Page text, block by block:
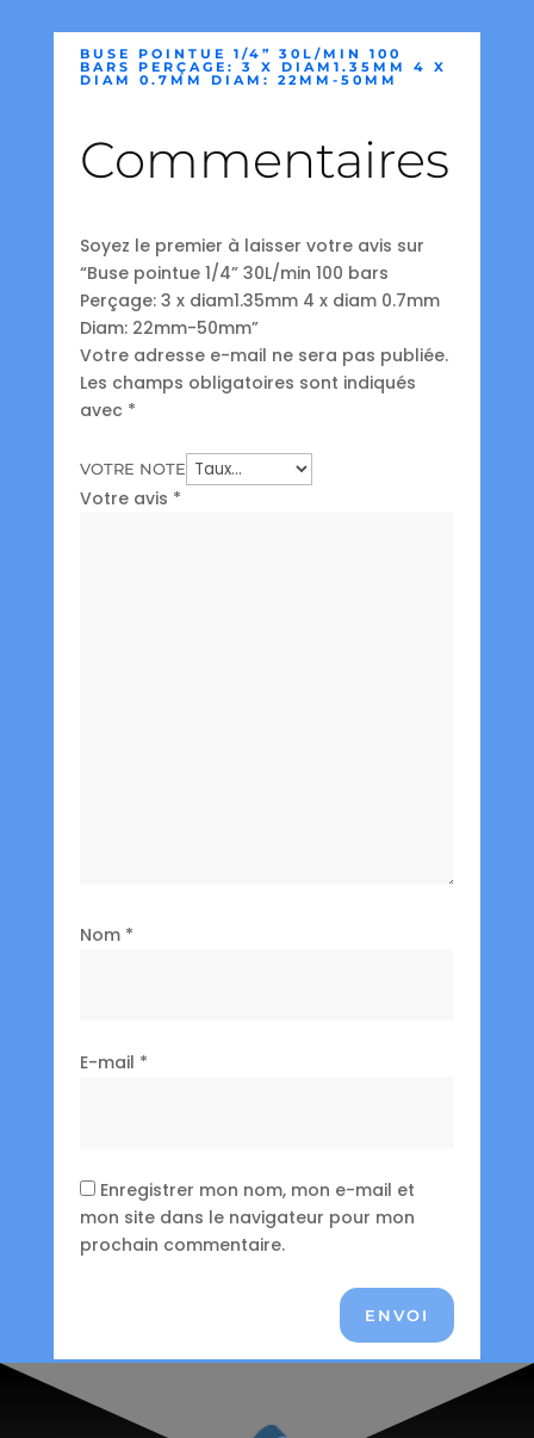
BUSE POINTUE 1/4” 30L/MIN 100
BARS PERÇAGE: 3 X DIAM1.35MM 4 X
DIAM 0.7MM DIAM: 22MM-50MM
Commentaires
Soyez le premier à laisser votre avis sur
“Buse pointue 1/4” 30L/min 100 bars
Perçage: 3 x diam1.35mm 4 x diam 0.7mm
Diam: 22mm-50mm”
Votre adresse e-mail ne sera pas publiée.
Les champs obligatoires sont indiqués
avec *
VOTRE NOTE
Votre avis *
Nom *
E-mail *
Enregistrer mon nom, mon e-mail et
mon site dans le navigateur pour mon
prochain commentaire.
ENVOI